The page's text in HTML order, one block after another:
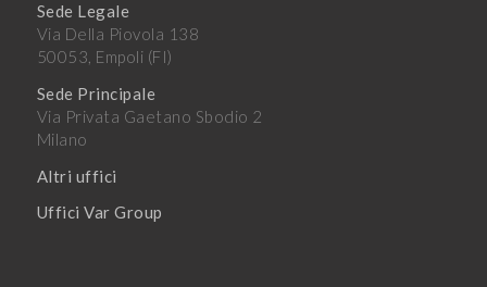
Sede Legale
Via Della Piovola 138
50053, Empoli (FI)
Sede Principale
Via Privata Gaetano Sbodio 2
Milano
Altri uffici
Uffici Var Group